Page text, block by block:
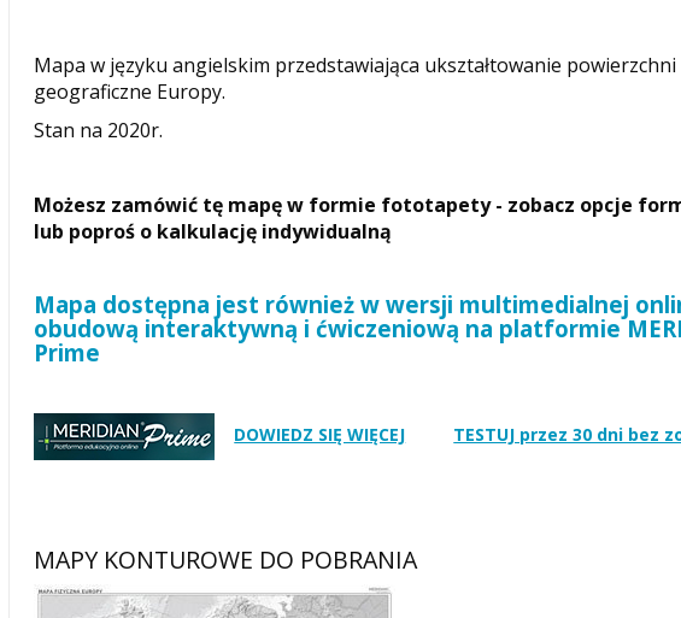
Mapa w języku angielskim przedstawiająca ukształtowanie
geograficzne Europy.
Stan na 2020r.
Możesz zamówić tę mapę w formie fototapety - zobacz opcje
lub poproś o kalkulację indywidualną
Mapa dostępna jest również w wersji multimedialnej
obudową interaktywną i ćwiczeniową na platformie
Prime
DOWIEDZ SIĘ WIĘCEJ TESTUJ przez 30 dni bez
MAPY KONTUROWE DO POBRANIA
osób.